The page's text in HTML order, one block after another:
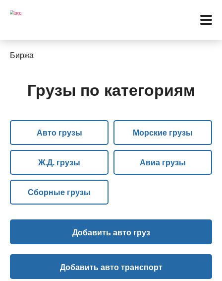
Меню
Услуги
Контакты
Биржа
Биржа
Грузы по категориям
Авто грузы Морские грузы
Ж.Д. грузы Авиа грузы
Сборные грузы
Добавить авто груз
Добавить авто транспорт